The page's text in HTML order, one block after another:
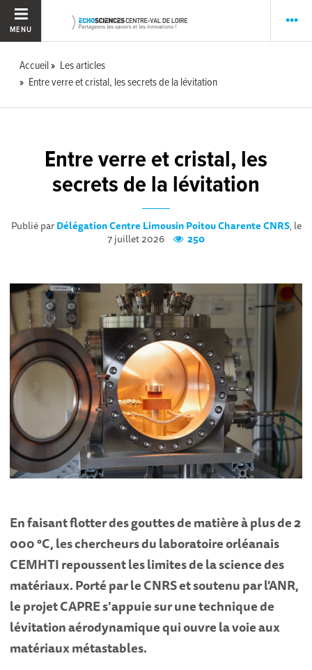
MENU
Accueil
Les articles
Entre verre et cristal, les secrets de la lévitation
Entre verre et cristal, les
secrets de la lévitation
Publié parDélégation Centre Limousin Poitou Charente CNRS, le
7 juillet 2026
250
En faisant flotter des gouttes de matière à plus de 2
000 °C, les chercheurs du laboratoire orléanais
CEMHTI repoussent les limites de la science des
matériaux. Porté par le CNRS et soutenu par l'ANR,
le projet CAPRE s’appuie sur une technique de
lévitation aérodynamique qui ouvre la voie aux
matériaux métastables.